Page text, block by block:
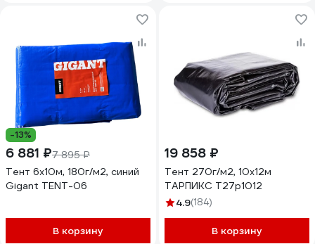
-13%
6 881 ₽7 895 ₽
Тент 6х10м, 180г/м2, синий
Gigant TENT-06
В корзину
19 858 ₽
Тент 270г/м2, 10х12м
ТАРПИКС Т27р1012
4.9(184)
В корзину